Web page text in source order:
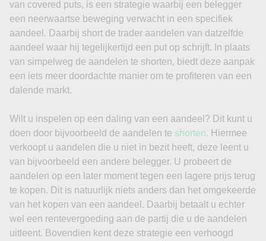
van covered puts, is een strategie waarbij een belegger
een neerwaartse beweging verwacht in een specifiek
aandeel. Daarbij short de trader aandelen van datzelfde
aandeel waar hij tegelijkertijd een put op schrijft. In plaats
van simpelweg de aandelen te shorten, biedt deze aanpak
een iets meer doordachte manier om te profiteren van een
dalende markt.
Wilt u inspelen op een daling van een aandeel? Dit kunt u
doen door bijvoorbeeld de aandelen te shorten. Hiermee
verkoopt u aandelen die u niet in bezit heeft, deze leent u
van bijvoorbeeld een andere belegger. U probeert de
aandelen op een later moment tegen een lagere prijs terug
te kopen. Dit is natuurlijk niets anders dan het omgekeerde
van het kopen van een aandeel. Daarbij betaalt u echter
wel een rentevergoeding aan de partij die u de aandelen
uitleent. Bovendien kent deze strategie een verhoogd